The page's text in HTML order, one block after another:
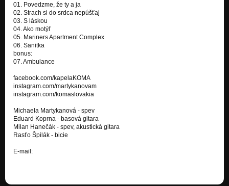
Hľadám (2016)
Doctor Doctor - singel
Close your eyes
Close your eyes
I am alive (2015)
Tak iba leť (2007)
Tak iba leť - singel
01. Povedzme, že ty a ja
02. Strach si do srdca nepúšťaj
03. S láskou
04. Ako motýľ
05. Mariners Apartment Complex
06. Sanitka
bonus:
07. Ambulance
facebook.com/kapelaKOMA
instagram.com/martykanovam
instagram.com/komaslovakia
Michaela Martykanová - spev
Eduard Koprna - basová gitara
Milan Hanečák - spev, akustická gitara
Rasťo Špilák - bicie
E-mail: